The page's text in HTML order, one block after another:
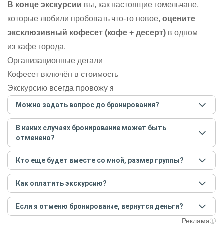
В конце экскурсии вы, как настоящие гомельчане,
которые любили пробовать что-то новое, оцените
эксклюзивный кофесет (кофе + десерт) в одном
из кафе города.
Организационные детали
Кофесет включён в стоимость
Экскурсию всегда провожу я
Можно задать вопрос до бронирования?
Достаточно перейти по ссылке «Задать вопрос» и
написать гиду. Платить при этом не нужно. Сначала
согласуйте с гидом интересующие вас вопросы и после
этого бронируйте экскурсию.Задать вопрос.
В каких случаях бронирование может быть
отменено?
Только в случае неблагоприятных погодных условий,
например, если экскурсия на кораблике, а по прогнозу
погоды аномально-сильный ветер. При этом гид
предупредит вас об отмене, а мы вернем предоплату на
карту. Во всех остальных случаях экскурсия состоится.
Кто еще будет вместе со мной, размер группы?
Если экскурсия индивидуальная, гид проведет встречу
только для вас и вашей компании. Если групповая — на
экскурсии будут другие участники, размер зависит от
условий конкретной экскурсии.
Как оплатить экскурсию?
Создайте заказ на удобную дату и время, и внесите
предоплату как можно скорее, чтобы другие
путешественники не заняли ваше место. После этого
Если я отменю бронирование, вернутся деньги?
При отмене за 48 часов или раньше мы вернем всюРеклама